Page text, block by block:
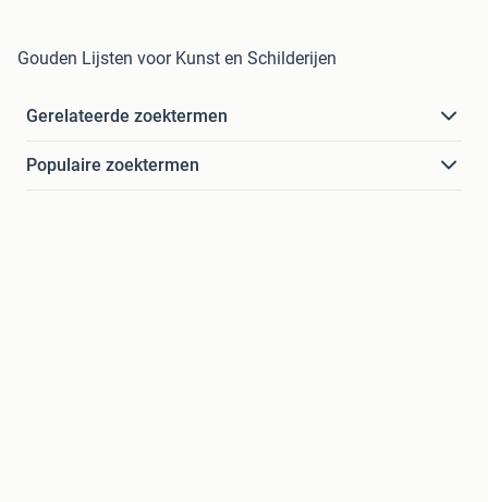
Gouden Lijsten voor Kunst en Schilderijen
Gerelateerde zoektermen
Populaire zoektermen